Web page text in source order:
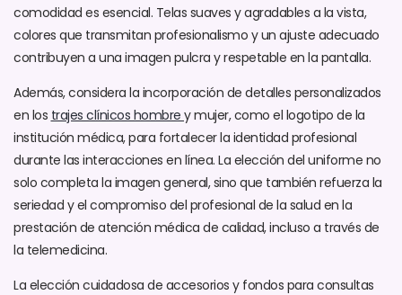
comodidad es esencial. Telas suaves y agradables a la vista,
colores que transmitan profesionalismo y un ajuste adecuado
contribuyen a una imagen pulcra y respetable en la pantalla.
Además, considera la incorporación de detalles personalizados
en los trajes clínicos hombre y mujer, como el logotipo de la
institución médica, para fortalecer la identidad profesional
durante las interacciones en línea. La elección del uniforme no
solo completa la imagen general, sino que también refuerza la
seriedad y el compromiso del profesional de la salud en la
prestación de atención médica de calidad, incluso a través de
la telemedicina.
La elección cuidadosa de accesorios y fondos para consultas